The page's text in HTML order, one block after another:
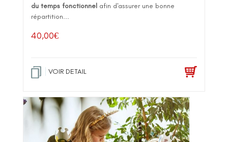
du temps fonctionnel afin d'assurer une bonne
répartition...
40,00€
VOIR DETAIL